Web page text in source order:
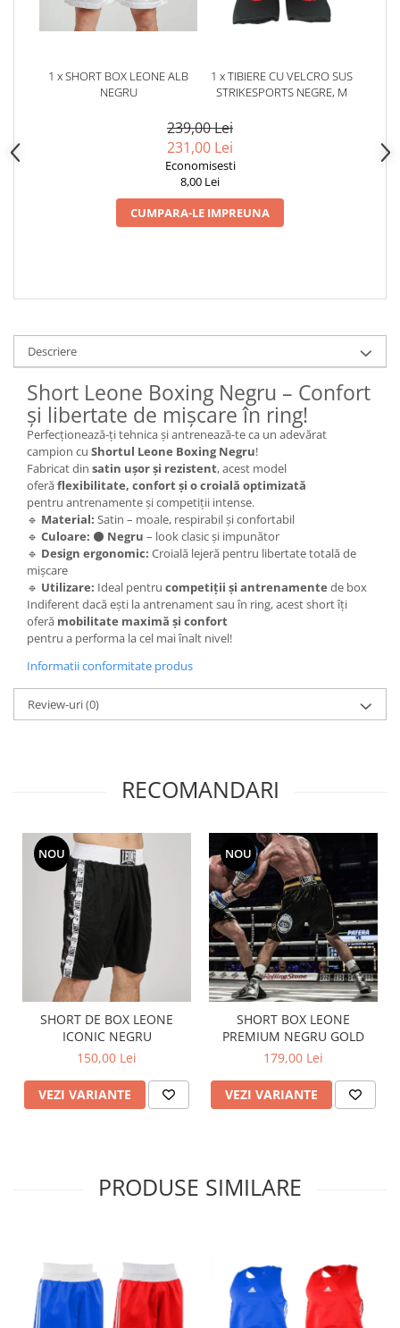
1 x SHORT BOX LEONE ALB
NEGRU
1 x TIBIERE CU VELCRO SUS
STRIKESPORTS NEGRE, M
239,00 Lei
231,00 Lei
Economisesti
8,00 Lei
CUMPARA-LE IMPREUNA
Descriere
Short Leone Boxing Negru – Confort
și libertate de mișcare în ring!
Perfecționează-ți tehnica și antrenează-te ca un adevărat
campion cu Shortul Leone Boxing Negru!
Fabricat din satin ușor și rezistent, acest model
oferăflexibilitate, confort și o croială optimizată
pentru antrenamente și competiții intense.
🔹 Material: Satin – moale, respirabil și confortabil
🔹 Culoare: ⚫ Negru – look clasic și impunător
🔹 Design ergonomic: Croială lejeră pentru libertate totală de
mișcare
🔹 Utilizare: Ideal pentru competiții și antrenamente de box
Indiferent dacă ești la antrenament sau în ring, acest short îți
oferă mobilitate maximă și confort
pentru a performa la cel mai înalt nivel!
Informatii conformitate produs
Review-uri(0)
RECOMANDARI
NOU
SHORT DE BOX LEONE
ICONIC NEGRU
150,00 Lei
VEZI VARIANTE
NOU
SHORT BOX LEONE
PREMIUM NEGRU GOLD
179,00 Lei
VEZI VARIANTE
PRODUSE SIMILARE